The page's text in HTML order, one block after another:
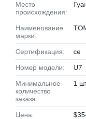
Место
происхождения:
Наименование
марки:
Сертификация: ce
Номер модели: U7
Минимальное
количество
заказа:
1
Цена: